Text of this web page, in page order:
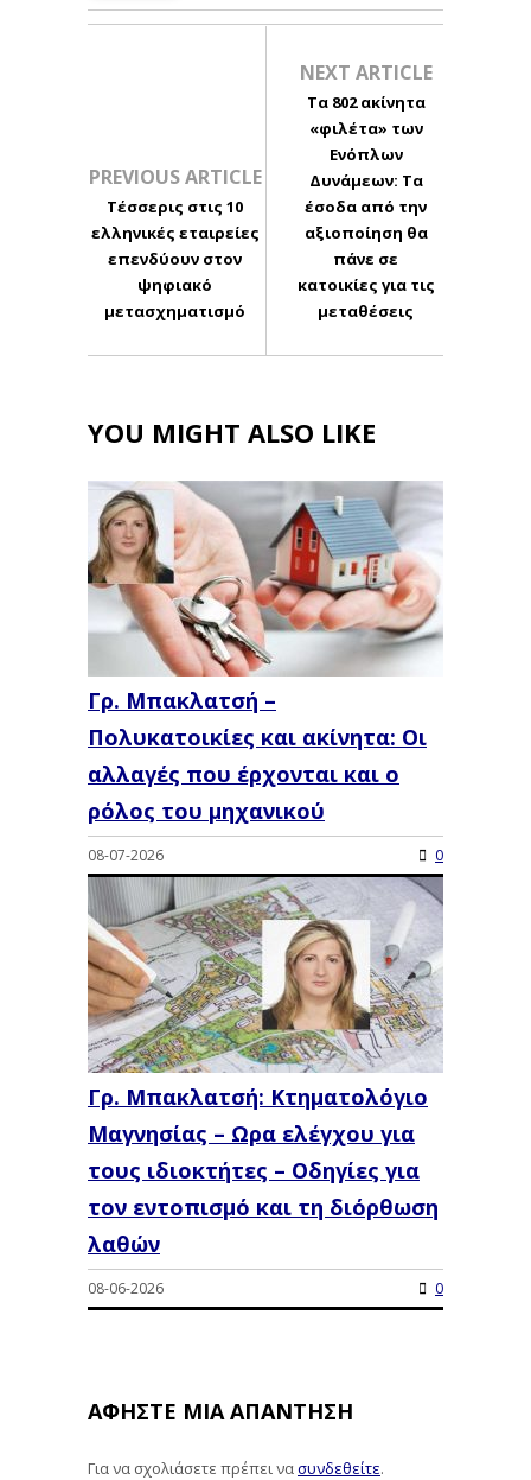
PREVIOUS ARTICLE
Τέσσερις στις 10
ελληνικές εταιρείες
επενδύουν στον
ψηφιακό
μετασχηματισμό
NEXT ARTICLE
Τα 802 ακίνητα
«φιλέτα» των
Ενόπλων
Δυνάμεων: Τα
έσοδα από την
αξιοποίηση θα
πάνε σε
κατοικίες για τις
μεταθέσεις
YOU MIGHT ALSO LIKE
Γρ. Μπακλατσή –
Πολυκατοικίες και ακίνητα: Οι
αλλαγές που έρχονται και ο
ρόλος του μηχανικού
08-07-2026 0
Γρ. Μπακλατσή: Κτηματολόγιο
Μαγνησίας – Ωρα ελέγχου για
τους ιδιοκτήτες – Οδηγίες για
τον εντοπισμό και τη διόρθωση
λαθών
08-06-2026 0
ΑΦΉΣΤΕ ΜΙΑ ΑΠΆΝΤΗΣΗ
Για να σχολιάσετε πρέπει νασυνδεθείτε.